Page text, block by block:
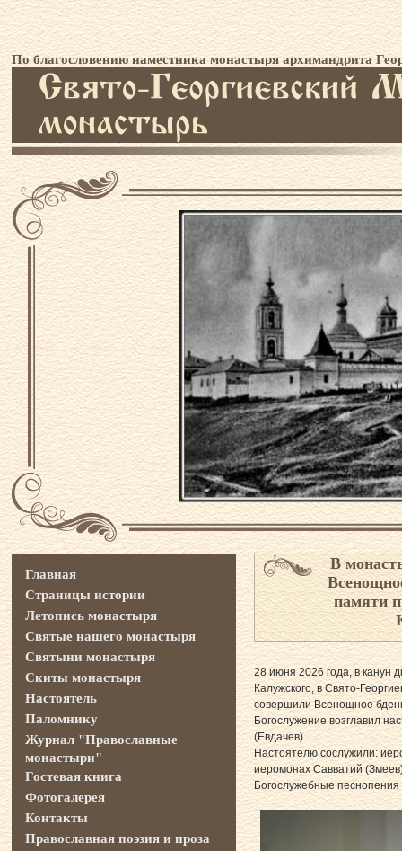
По благословению наместника монастыря архимандрита
В
памяти
28 июня 2026 года, в канун
Калужского, в Свято-
совершили Всенощное
Богослужение возглавил
(Евдачев).
Настоятелю сослужили:
иеромонах Савватий
Богослужебные
Главная
Страницы истории
Летопись монастыря
Святые нашего монастыря
Святыни монастыря
Скиты монастыря
Настоятель
Паломнику
Журнал "Православные
монастыри"
Гостевая книга
Фотогалерея
Контакты
Православная поэзия и проза